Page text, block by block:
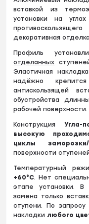
вставкой из
установки на
декоративная
Профиль
отделанных
Эластичная
надёжно
антискользящей
обустройства
рабочей поверхности.
Конструкция Угла-
высокую
циклы заморозки/
поверхности
Температурный
+60°С. Нет
этапе установки. В
замена только
ступени. По запросу
накладки любого